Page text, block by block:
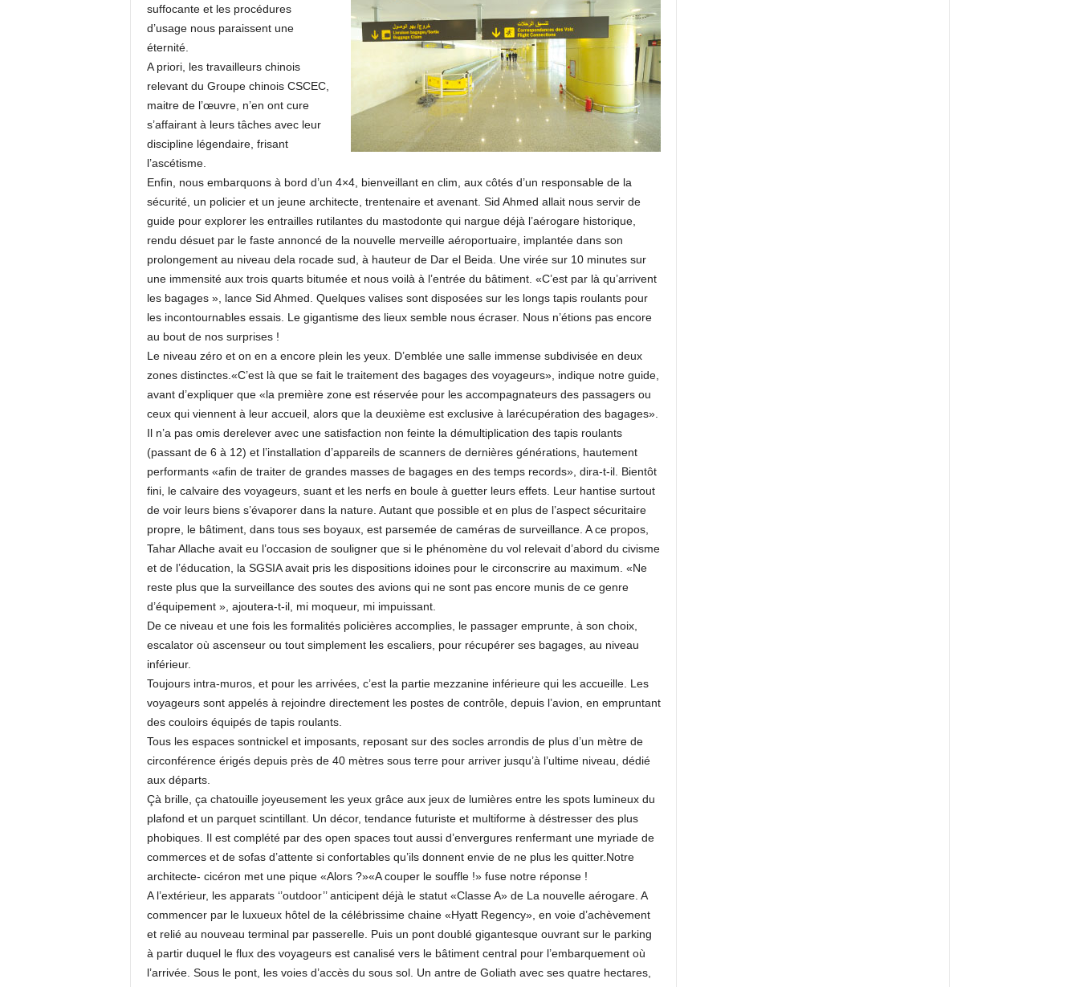
suffocante et les procédures
d’usage nous paraissent une
éternité.
A priori, les travailleurs chinois
relevant du Groupe chinois CSCEC,
maitre de l’œuvre, n’en ont cure
s’affairant à leurs tâches avec leur
discipline légendaire, frisant
l’ascétisme.
Enfin, nous embarquons à bord d’un 4×4, bienveillant en clim, aux côtés d’un responsable de la
sécurité, un policier et un jeune architecte, trentenaire et avenant. Sid Ahmed allait nous servir de
guide pour explorer les entrailles rutilantes du mastodonte qui nargue déjà l’aérogare historique,
rendu désuet par le faste annoncé de la nouvelle merveille aéroportuaire, implantée dans son
prolongement au niveau dela rocade sud, à hauteur de Dar el Beida. Une virée sur 10 minutes sur
une immensité aux trois quarts bitumée et nous voilà à l’entrée du bâtiment. «C’est par là qu’arrivent
les bagages », lance Sid Ahmed. Quelques valises sont disposées sur les longs tapis roulants pour
les incontournables essais. Le gigantisme des lieux semble nous écraser. Nous n’étions pas encore
au bout de nos surprises !
Le niveau zéro et on en a encore plein les yeux. D’emblée une salle immense subdivisée en deux
zones distinctes.«C’est là que se fait le traitement des bagages des voyageurs», indique notre guide,
avant d’expliquer que «la première zone est réservée pour les accompagnateurs des passagers ou
ceux qui viennent à leur accueil, alors que la deuxième est exclusive à larécupération des bagages».
Il n’a pas omis derelever avec une satisfaction non feinte la démultiplication des tapis roulants
(passant de 6 à 12) et l’installation d’appareils de scanners de dernières générations, hautement
performants «afin de traiter de grandes masses de bagages en des temps records», dira-t-il. Bientôt
fini, le calvaire des voyageurs, suant et les nerfs en boule à guetter leurs effets. Leur hantise surtout
de voir leurs biens s’évaporer dans la nature. Autant que possible et en plus de l’aspect sécuritaire
propre, le bâtiment, dans tous ses boyaux, est parsemée de caméras de surveillance. A ce propos,
Tahar Allache avait eu l’occasion de souligner que si le phénomène du vol relevait d’abord du civisme
et de l’éducation, la SGSIA avait pris les dispositions idoines pour le circonscrire au maximum. «Ne
reste plus que la surveillance des soutes des avions qui ne sont pas encore munis de ce genre
d’équipement », ajoutera-t-il, mi moqueur, mi impuissant.
De ce niveau et une fois les formalités policières accomplies, le passager emprunte, à son choix,
escalator où ascenseur ou tout simplement les escaliers, pour récupérer ses bagages, au niveau
inférieur.
Toujours intra-muros, et pour les arrivées, c’est la partie mezzanine inférieure qui les accueille. Les
voyageurs sont appelés à rejoindre directement les postes de contrôle, depuis l’avion, en empruntant
des couloirs équipés de tapis roulants.
Tous les espaces sontnickel et imposants, reposant sur des socles arrondis de plus d’un mètre de
circonférence érigés depuis près de 40 mètres sous terre pour arriver jusqu’à l’ultime niveau, dédié
aux départs.
Çà brille, ça chatouille joyeusement les yeux grâce aux jeux de lumières entre les spots lumineux du
plafond et un parquet scintillant. Un décor, tendance futuriste et multiforme à déstresser des plus
phobiques. Il est complété par des open spaces tout aussi d’envergures renfermant une myriade de
commerces et de sofas d’attente si confortables qu’ils donnent envie de ne plus les quitter.Notre
architecte- cicéron met une pique «Alors ?»«A couper le souffle !» fuse notre réponse !
A l’extérieur, les apparats ‘’outdoor’’ anticipent déjà le statut «Classe A» de La nouvelle aérogare. A
commencer par le luxueux hôtel de la célébrissime chaine «Hyatt Regency», en voie d’achèvement
et relié au nouveau terminal par passerelle. Puis un pont doublé gigantesque ouvrant sur le parking
à partir duquel le flux des voyageurs est canalisé vers le bâtiment central pour l’embarquement où
l’arrivée. Sous le pont, les voies d’accès du sous sol. Un antre de Goliath avec ses quatre hectares,